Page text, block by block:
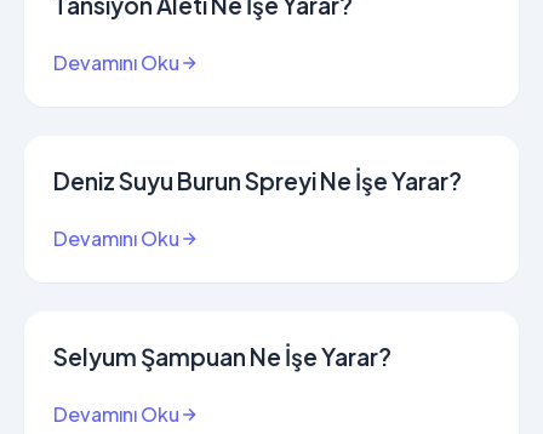
Devamını Oku
Deniz Suyu Burun Spreyi Ne İşe Yarar?
Devamını Oku
Selyum Şampuan Ne İşe Yarar?
Devamını Oku